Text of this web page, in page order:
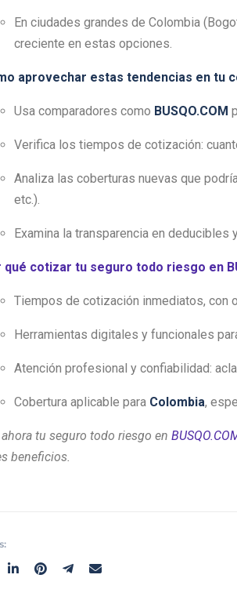
En ciudades grandes de Colombia
creciente en estas opciones.
aprovechar estas tendencias en tu
Usa comparadores como BUSQO.COM
Verifica los tiempos de cotización:
Analiza las coberturas nuevas que
etc.).
Examina la transparencia en deducibles
qué cotizar tu seguro todo riesgo en
Tiempos de cotización inmediatos, con
Herramientas digitales y funcionales
Atención profesional y confiabilidad:
Cobertura aplicable para Colombia,
tu seguro todo riesgo en
beneficios.